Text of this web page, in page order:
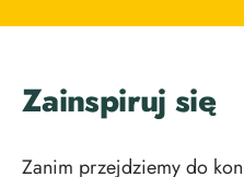
Zainspiruj się
Zanim przejdziemy do